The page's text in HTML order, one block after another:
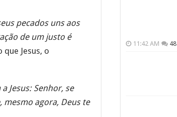
pecados uns aos
de um justo é
Jesus, o
Jesus: Senhor, se
agora, Deus te
11:42 AM 48